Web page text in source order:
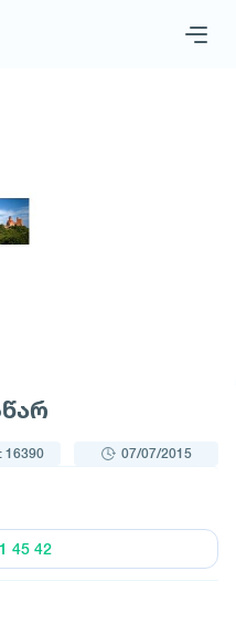
16390 07/07/2015
45 42